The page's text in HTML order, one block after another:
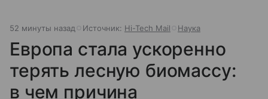
52 минуты назад Источник: Hi-Tech Mail Наука
Европа стала ускоренно
терять лесную биомассу:
в чем причина